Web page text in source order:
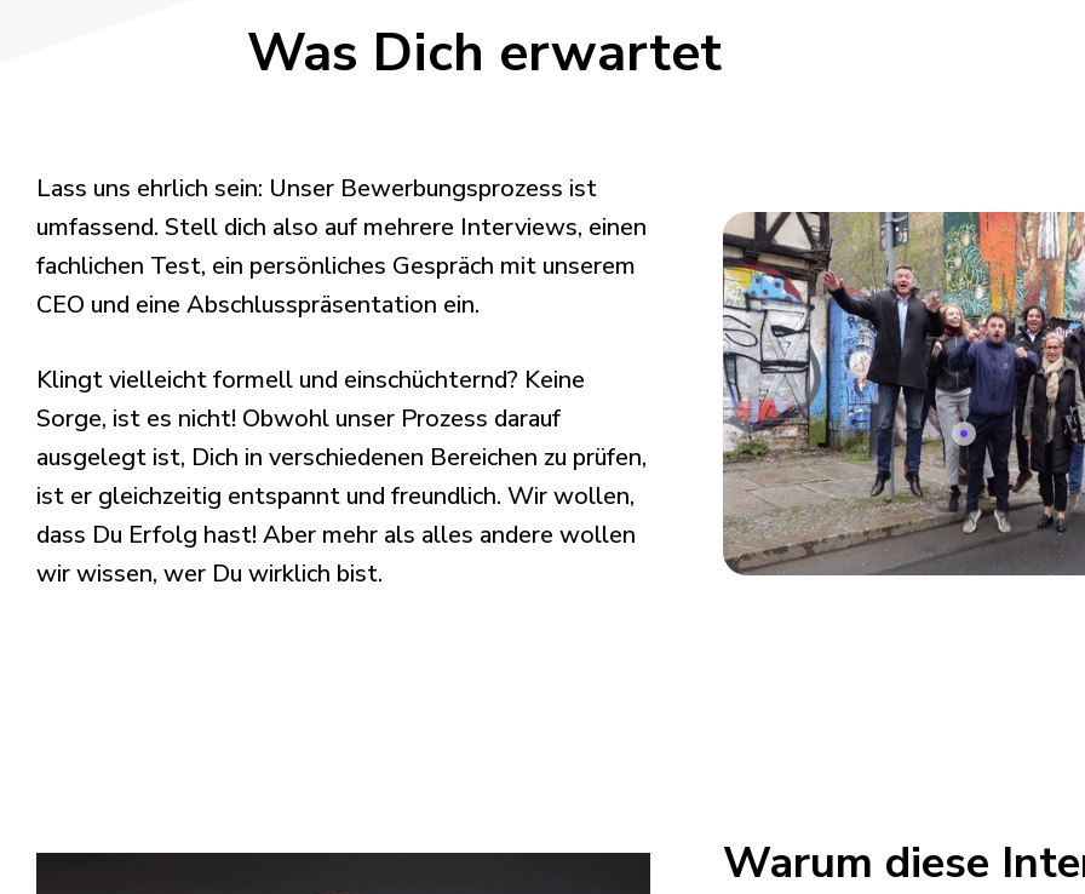
Was Dich erwartet
Lass uns ehrlich sein: Unser Bewerbungsprozess ist
umfassend. Stell dich also auf mehrere Interviews, einen
fachlichen Test, ein persönliches Gespräch mit unserem
CEO und eine Abschlusspräsentation ein.
Klingt vielleicht formell und einschüchternd? Keine
Sorge, ist es nicht! Obwohl unser Prozess darauf
ausgelegt ist, Dich in verschiedenen Bereichen zu prüfen,
ist er gleichzeitig entspannt und freundlich. Wir wollen,
dass Du Erfolg hast! Aber mehr als alles andere wollen
wir wissen, wer Du wirklich bist.
Warum diese